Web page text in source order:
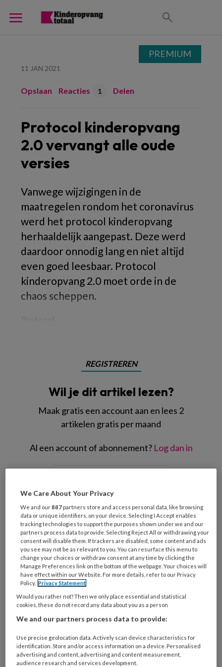
11 JAN 2021
Opslaan Reacties 1 Delen
Protocol kinderopvang
2.0 vervangt alle oude
versies
Vanwege wijzigingen in de
maatregelen rondom het coronavirus
werd het protocol kinderopvang
herhaaldelijk aangepast. Deze werd
daardoor onnodig lang en niet altijd
even goed leesbaar. Protocol
kinderopvang 2.0 moet orde in de
chaos scheppen.
REGISTREREN
Wil je dit artikel lezen?
Maak gratis een account aan en lees 2
artikelen gratis per maand
Al een account of abonnement? Log dan in
is
e-
mailadres?
* *
Kies
je
wachtwoord* *
Kies
je
functie *
Bij
welke
organisatie
je?
Untitled
Ontvang 2x per week de
KinderopvangTotaal nieuwsbrief
PREMIUM
We Care About Your Privacy
We and our887 partners store and access personal data, like browsing
data or unique identifiers, on your device. Selecting I Accept enables
tracking technologies to support the purposes shown under we and our
partners process data to provide. Selecting Reject All or withdrawing your
consent will disable them. If trackers are disabled, some content and ads
you see may not be as relevant to you. You can resurface this menu to
change your choices or withdraw consent at any time by clicking the
Manage Preferences link on the bottom of the webpage. Your choices will
have effect within our Website. For more details, refer to our Privacy
Policy. Privacy Statement
Would you rather not? Then we only place essential and statistical
cookies, these do not record any data about you as a person
We and our partners process data to provide:
Use precise geolocation data. Actively scan device characteristics for
identification. Store and/or access information on a device. Personalised
advertising and content, advertising and content measurement,
audience research and services development.